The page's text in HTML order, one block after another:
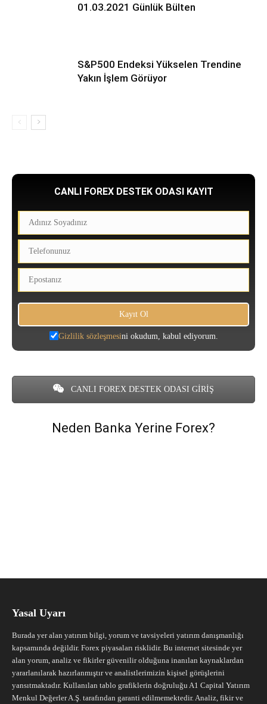
01.03.2021 Günlük Bülten
S&P500 Endeksi Yükselen Trendine
Yakın İşlem Görüyor
CANLI FOREX DESTEK ODASI KAYIT
Gizlilik sözleşmesini okudum, kabul ediyorum.
CANLI FOREX DESTEK ODASI GİRİŞ
Neden Banka Yerine Forex?
Yasal Uyarı
Burada yer alan yatırım bilgi, yorum ve tavsiyeleri yatırım danışmanlığı
kapsamında değildir. Forex piyasaları risklidir. Bu internet sitesinde yer
alan yorum, analiz ve fikirler güvenilir olduğuna inanılan kaynaklardan
yararlanılarak hazırlanmıştır ve analistlerimizin kişisel görüşlerini
yansıtmaktadır. Kullanılan tablo grafiklerin doğruluğu A1 Capital Yatırım
Menkul Değerler A.Ş. tarafından garanti edilmemektedir. Analiz, fikir ve